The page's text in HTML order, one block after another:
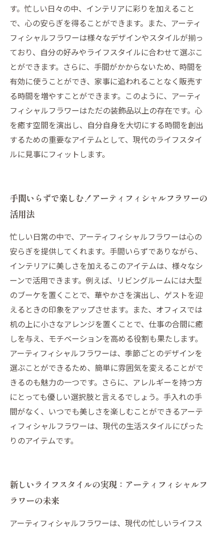
す。忙しい日々の中、インテリアに彩りを加えること
で、心の安らぎを得ることができます。また、アーティ
フィシャルフラワーは様々なデザインやスタイルが揃っ
ており、自分の好みやライフスタイルに合わせて選ぶこ
とができます。さらに、手間がかからないため、時間を
有効に使うことができ、家事に追われることなく販売す
る時間を増やすことができます。このように、アーティ
フィシャルフラワーはただの装飾品以上の存在です。心
を癒す空間を演出し、自分自身を大切にする時間を創出
するための重要なアイテムとして、現代のライフスタイ
ルに見事にフィットします。
手間いらずで楽しむ！アーティフィシャルフラワーの
活用法
忙しい日常の中で、アーティフィシャルフラワーは心の
安らぎを提供してくれます。手間いらずでありながら、
インテリアに美しさを加えるこのアイテムは、様々なシ
ーンで活用できます。例えば、リビングルームには大型
のブーケを置くことで、華やかさを演出し、ゲストを迎
えるときの印象をアップさせます。また、オフィスでは
机の上に小さなアレンジを置くことで、仕事の合間に癒
しを与え、モチベーションを高める役割も果たします。
アーティフィシャルフラワーは、季節ごとのデザインを
選ぶことができるため、簡単に雰囲気を変えることがで
きるのも魅力の一つです。さらに、アレルギーを持つ方
にとっても優しい選択肢と言えるでしょう。手入れの手
間がなく、いつでも美しさを楽しむことができるアーテ
ィフィシャルフラワーは、現代の生活スタイルにぴった
りのアイテムです。
新しいライフスタイルの実現：アーティフィシャルフ
ラワーの未来
アーティフィシャルフラワーは、現代の忙しいライフス